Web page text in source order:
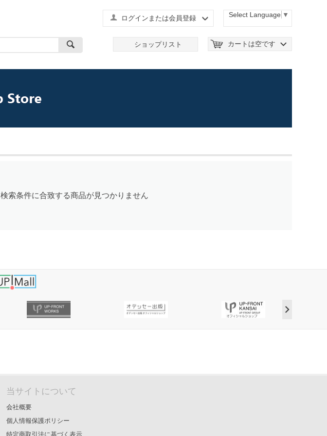
Select Language ▼
ログインまたは会員登録
カートは空です
ショップリスト
検索条件に合致する商品が見つかりません
当サイトについて
会社概要
個人情報保護ポリシー
特定商取引法に基づく表示